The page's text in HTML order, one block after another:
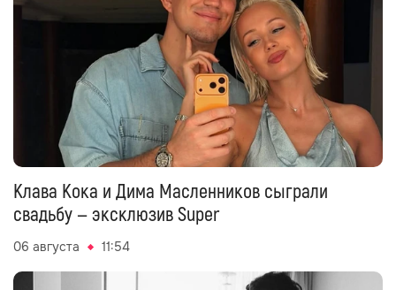
Клава Кока и Дима Масленников сыграли
свадьбу — эксклюзив Super
06 августа 11:54